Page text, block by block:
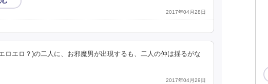
2017年04月28日
エロ？)の二人に、お邪魔男が出現するも、二人の仲は揺るがな
2017年04月29日